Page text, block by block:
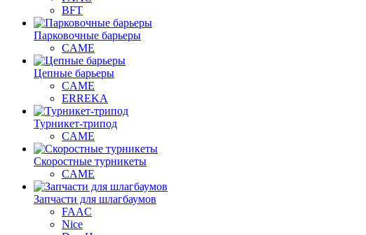
BFT
Парковочные барьеры
CAME
Цепные барьеры
CAME
ERREKA
Турникет-трипод
CAME
Скоростные турникеты
CAME
Запчасти для шлагбаумов
FAAC
Nice